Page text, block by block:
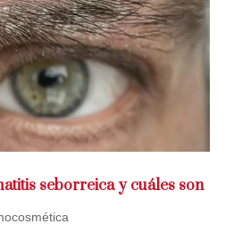
seborreica y cuáles son